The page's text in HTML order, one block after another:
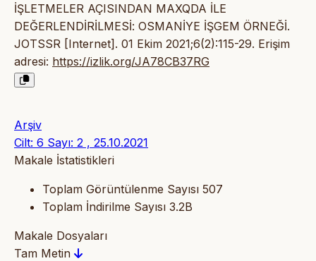
İŞLETMELER AÇISINDAN MAXQDA İLE
DEĞERLENDİRİLMESİ: OSMANİYE İŞGEM ÖRNEĞİ.
JOTSSR [Internet]. 01 Ekim 2021;6(2):115-29. Erişim
adresi: https://izlik.org/JA78CB37RG
Arşiv
Cilt: 6 Sayı: 2 , 25.10.2021
Makale İstatistikleri
Toplam Görüntülenme Sayısı 507
Toplam İndirilme Sayısı 3.2B
Makale Dosyaları
Tam Metin